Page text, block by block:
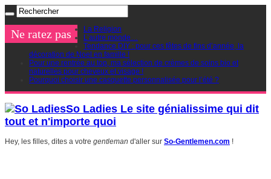
Ne ratez pas
La Religion
L’autre monde…
Tendance DIY : pour ces fêtes de fins d’année, la
décoration de Noel en famille !
Pour une rentrée au top, ma sélection de crèmes de soins bio et
naturelles pour cheveux et visage !
Pourquoi choisir une casquette personnalisée pour l’été ?
So Ladies Le site génialissime qui dit
tout et n'importe quoi
Hey, les filles, dites a votre gentleman d'aller sur So-Gentlemen.com !